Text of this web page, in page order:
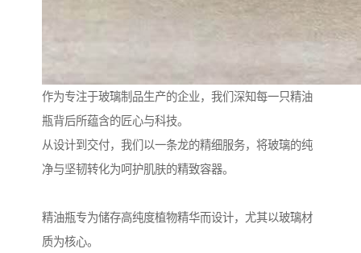
作为专注于玻璃制品生产的企业，我们深知每一只精油
瓶背后所蕴含的匠心与科技。
从设计到交付，我们以一条龙的精细服务，将玻璃的纯
净与坚韧转化为呵护肌肤的精致容器。
精油瓶专为储存高纯度植物精华而设计，尤其以玻璃材
质为核心。